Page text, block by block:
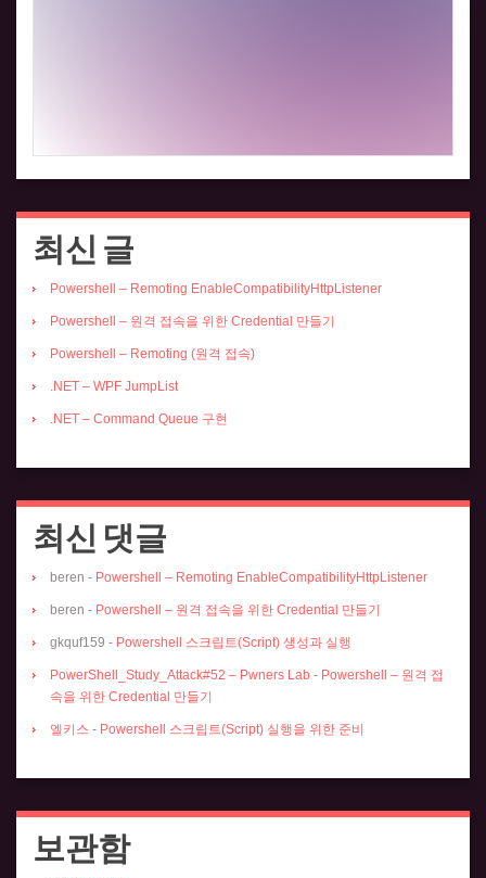
최신 글
Powershell – Remoting EnableCompatibilityHttpListener
Powershell – 원격 접속을 위한 Credential 만들기
Powershell – Remoting (원격 접속)
.NET – WPF JumpList
.NET – Command Queue 구현
최신 댓글
beren - Powershell – Remoting EnableCompatibilityHttpListener
beren - Powershell – 원격 접속을 위한 Credential 만들기
gkquf159 - Powershell 스크립트(Script) 생성과 실행
PowerShell_Study_Attack#52 – Pwners Lab - Powershell – 원격 접
속을 위한 Credential 만들기
엘키스 - Powershell 스크립트(Script) 실행을 위한 준비
보관함